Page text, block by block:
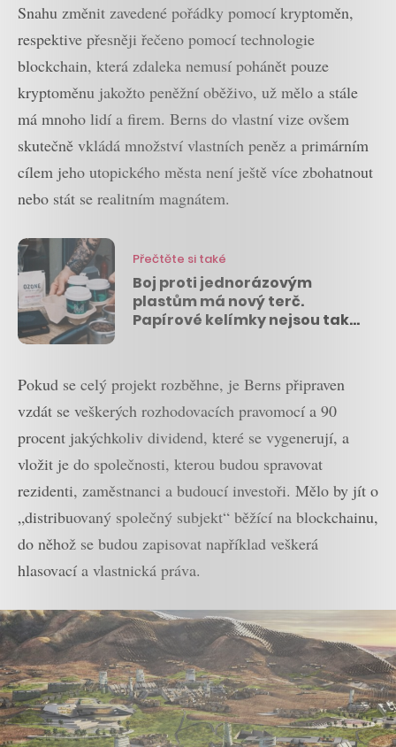
Snahu změnit zavedené pořádky pomocí kryptoměn,
respektive přesněji řečeno pomocí technologie
blockchain, která zdaleka nemusí pohánět pouze
kryptoměnu jakožto peněžní oběživo, už mělo a stále
má mnoho lidí a firem. Berns do vlastní vize ovšem
skutečně vkládá množství vlastních peněz a primárním
cílem jeho utopického města není ještě více zbohatnout
nebo stát se realitním magnátem.
Přečtěte si také
Boj proti jednorázovým
plastům má nový terč.
Papírové kelímky nejsou tak
Pokud se celý projekt rozběhne, je Berns připraven
vzdát se veškerých rozhodovacích pravomocí a 90
procent jakýchkoliv dividend, které se vygenerují, a
vložit je do společnosti, kterou budou spravovat
rezidenti, zaměstnanci a budoucí investoři. Mělo by jít o
„distribuovaný společný subjekt“ běžící na blockchainu,
do něhož se budou zapisovat například veškerá
hlasovací a vlastnická práva.